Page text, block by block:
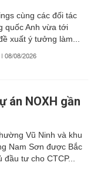
cùng các đối tác
quốc Anh vừa tới
xuất ý tưởng làm...
08/08/2026
án NOXH gần
Vũ Ninh và khu
Nam Sơn được Bắc
đầu tư cho CTCP...